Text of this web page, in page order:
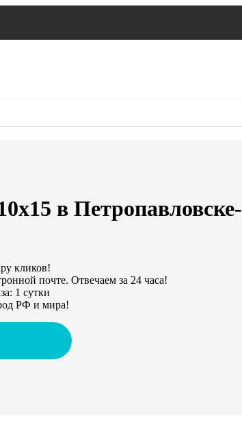
в Петропавловске-
кликов!
почте. Отвечаем за 24 часа!
1 сутки
РФ и мира!